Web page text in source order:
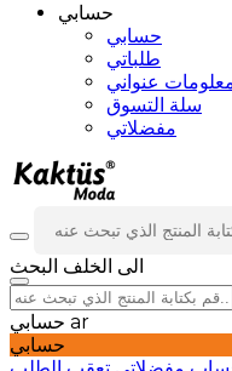
حسابي
حسابي
طلباتي
عنواني
سلة التسوق
مفضلاتي
الى الخلف البحث
ar
حسابي